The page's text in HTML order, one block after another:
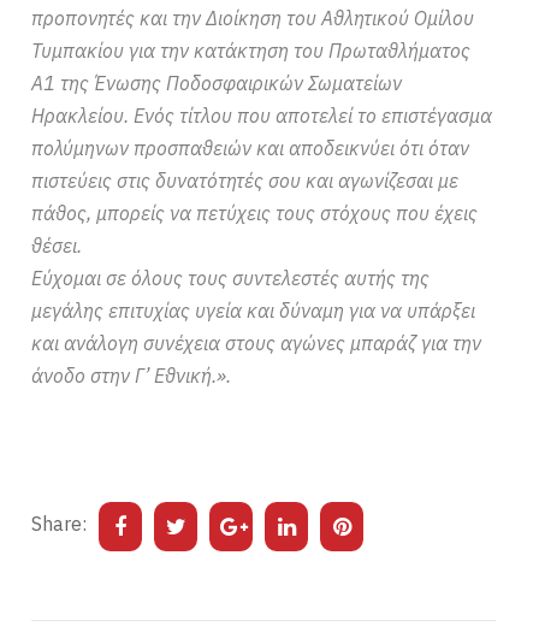
προπονητές και την Διοίκηση του Αθλητικού Ομίλου
Τυμπακίου για την κατάκτηση του Πρωταθλήματος
Α1 της Ένωσης Ποδοσφαιρικών Σωματείων
Ηρακλείου. Ενός τίτλου που αποτελεί το επιστέγασμα
πολύμηνων προσπαθειών και αποδεικνύει ότι όταν
πιστεύεις στις δυνατότητές σου και αγωνίζεσαι με
πάθος, μπορείς να πετύχεις τους στόχους που έχεις
θέσει.
Εύχομαι σε όλους τους συντελεστές αυτής της
μεγάλης επιτυχίας υγεία και δύναμη για να υπάρξει
και ανάλογη συνέχεια στους αγώνες μπαράζ για την
άνοδο στην Γ’ Εθνική.».
Share: